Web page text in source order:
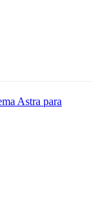
Astra para